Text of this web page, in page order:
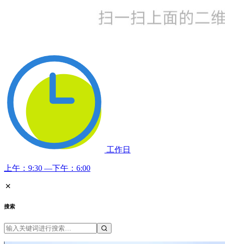
工作日
上午：9:30 —下午：6:00
搜索